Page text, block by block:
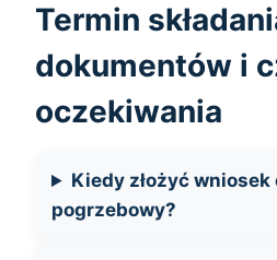
Termin
dokumentów i
oczekiwania
Kiedy złożyć wniosek
pogrzebowy?